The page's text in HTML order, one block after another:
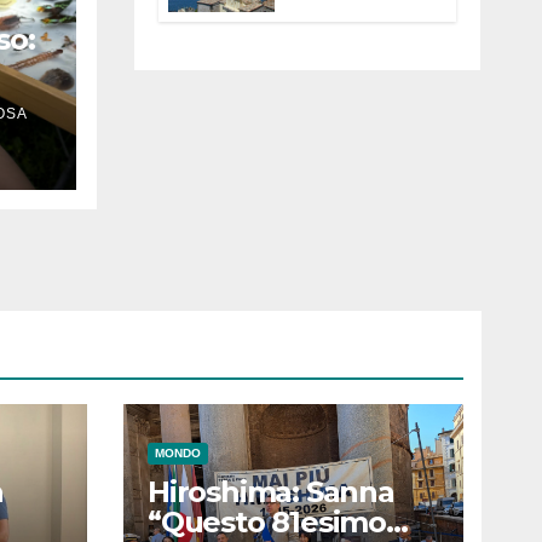
Anguillara
MONDO
Hiroshima: Sanna
“Questo 81esimo